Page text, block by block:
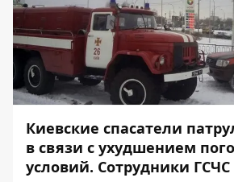
Киевские спасатели
в связи с ухудшением
условий. Сотрудники ГСЧС